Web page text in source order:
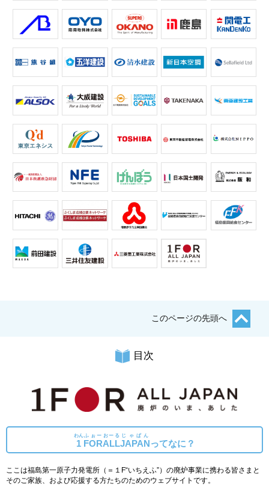
このページの先頭へ
目次
1
わん
FOR
ふぉー
ALL
おーる
JAPAN
じゃぱん
ってなに？
ここは福島第一原子力発電所（＝１F“いちえふ”）の廃炉事業に携わる皆さまと
そのご家族、および応援する方たちのためのウェブサイトです。